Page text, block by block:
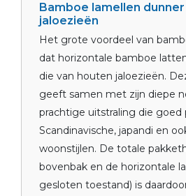
Bamboe lamellen
jaloezieën
Het grote voordeel van
dat horizontale bamboe
die van houten jaloezieën.
geeft samen met zijn diepe
prachtige uitstraling die goed
Scandinavische, japandi en
woonstijlen. De totale
bovenbak en de horizontale
gesloten toestand) is